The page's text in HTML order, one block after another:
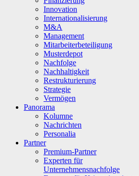
Innovation
Internationalisierung
M&A
Management
Mitarbeiterbeteiligung
Musterdepot
Nachfolge
Nachhaltigkeit
Restrukturierung
Strategie
Vermögen
Panorama
Kolumne
Nachrichten
Personalia
Partner
Premium-Partner
Experten für
Unternehmensnachfolge